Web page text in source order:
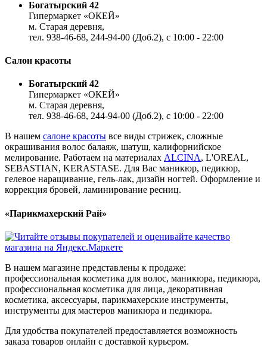
Богатырский 42
Гипермаркет «ОКЕЙ»
м. Старая деревня,
тел. 938-46-68, 244-94-00 (Доб.2), c 10:00 - 22:00
Салон красоты
Богатырский 42
Гипермаркет «ОКЕЙ»
м. Старая деревня,
тел. 938-46-68, 244-94-00 (Доб.2), c 10:00 - 22:00
В нашем салоне красоты все виды стрижек, сложные
окрашивания волос балаяж, шатуш, калифорнийское
мелирование. Работаем на материалах ALCINA, L'OREAL,
SEBASTIAN, KERASTASE. Для Вас маникюр, педикюр,
гелевое наращивание, гель-лак, дизайн ногтей. Оформление и
коррекция бровей, ламинирование ресниц.
«Парикмахерский Рай»
В нашем магазине представлены к продаже:
профессиональная косметика для волос, маникюра, педикюра,
профессиональная косметика для лица, декоративная
косметика, аксессуары, парикмахерские инструменты,
инструменты для мастеров маникюра и педикюра.
Для удобства покупателей предоставляется возможность
заказа товаров онлайн с доставкой курьером.